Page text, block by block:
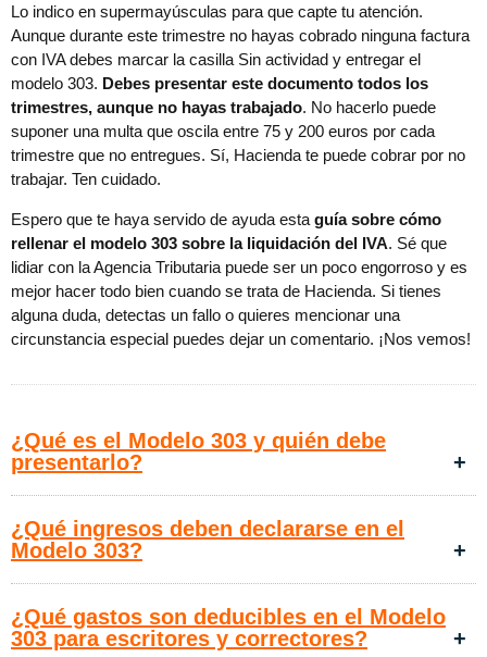
Lo indico en supermayúsculas para que capte tu atención.
Aunque durante este trimestre no hayas cobrado ninguna factura
con IVA debes marcar la casilla Sin actividad y entregar el
modelo 303. Debes presentar este documento todos los
trimestres, aunque no hayas trabajado. No hacerlo puede
suponer una multa que oscila entre 75 y 200 euros por cada
trimestre que no entregues. Sí, Hacienda te puede cobrar por no
trabajar. Ten cuidado.
Espero que te haya servido de ayuda estaguía sobre cómo
rellenar el modelo 303 sobre la liquidación del IVA. Sé que
lidiar con la Agencia Tributaria puede ser un poco engorroso y es
mejor hacer todo bien cuando se trata de Hacienda. Si tienes
alguna duda, detectas un fallo o quieres mencionar una
circunstancia especial puedes dejar un comentario. ¡Nos vemos!
¿Qué es el Modelo 303 y quién debe
presentarlo?
¿Qué ingresos deben declararse en el
Modelo 303?
¿Qué gastos son deducibles en el Modelo
303 para escritores y correctores?